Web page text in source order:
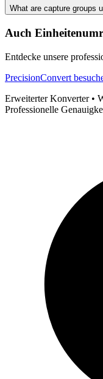
What are capture groups
Auch
Entdecke unsere
PrecisionConvert
Erweiterter Konverter •
Professionelle